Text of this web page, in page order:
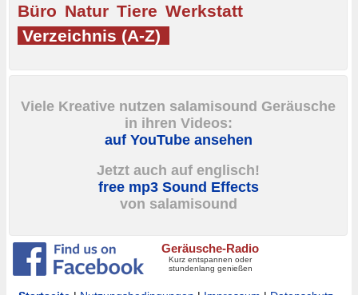
Büro Natur Tiere Werkstatt
Verzeichnis (A-Z)
Viele Kreative nutzen salamisound Geräusche
in ihren Videos:
auf YouTube ansehen
Jetzt auch auf englisch!
free mp3 Sound Effects
von salamisound
Geräusche-Radio
Kurz entspannen oder
stundenlang genießen